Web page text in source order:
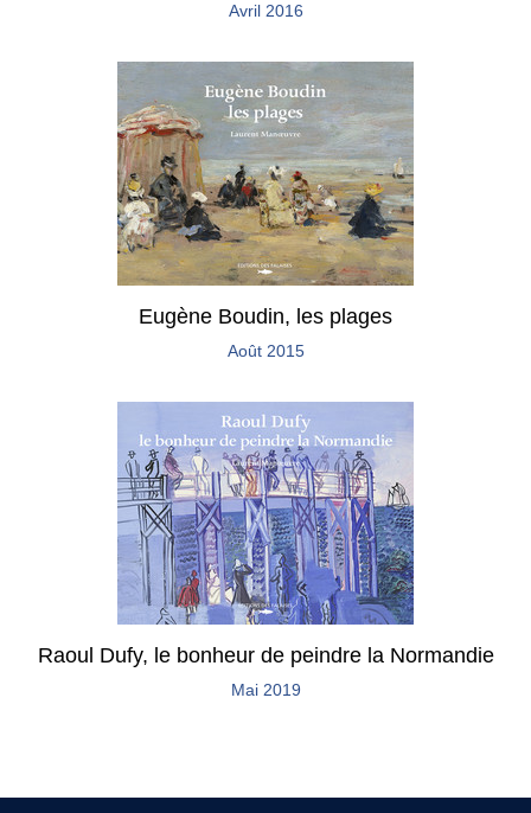
Avril 2016
Eugène Boudin, les plages
Août 2015
Raoul Dufy, le bonheur de peindre la Normandie
Mai 2019